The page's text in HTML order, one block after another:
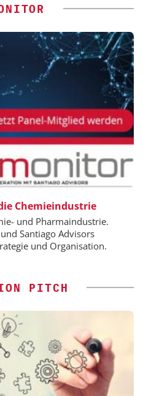
Chemieindustrie
und Pharmaindustrie.
Santiago Advisors
und Organisation.
PITCH